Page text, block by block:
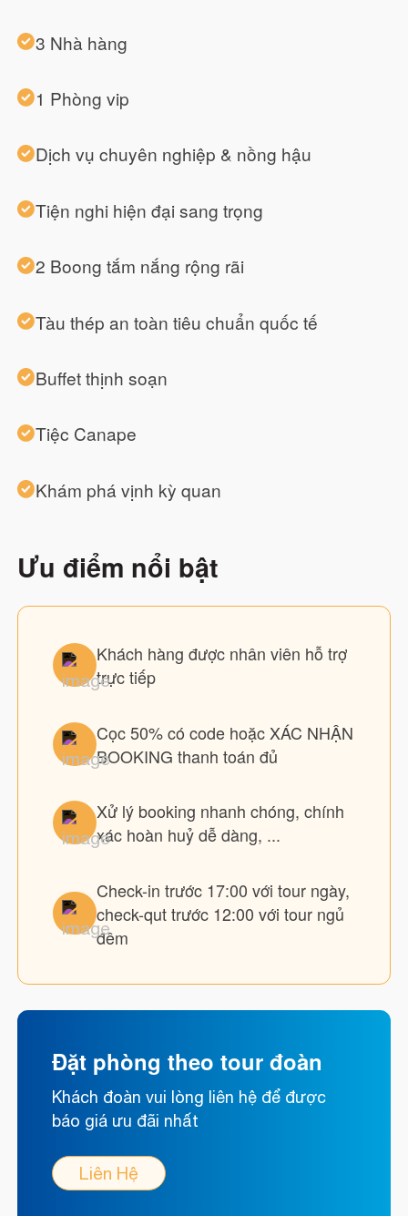
3 Nhà hàng
1 Phòng vip
Dịch vụ chuyên nghiệp & nồng hậu
Tiện nghi hiện đại sang trọng
2 Boong tắm nắng rộng rãi
Tàu thép an toàn tiêu chuẩn quốc tế
Buffet thịnh soạn
Tiệc Canape
Khám phá vịnh kỳ quan
Ưu điểm nổi bật
Khách hàng được nhân viên hỗ trợ
trực tiếp
Cọc 50% có code hoặc XÁC NHẬN
BOOKING thanh toán đủ
Xử lý booking nhanh chóng, chính
xác hoàn huỷ dễ dàng, ...
Check-in trước 17:00 với tour ngày,
check-qut trước 12:00 với tour ngủ
đêm
Đặt phòng theo tour đoàn
Khách đoàn vui lòng liên hệ để được
báo giá ưu đãi nhất
Liên Hệ